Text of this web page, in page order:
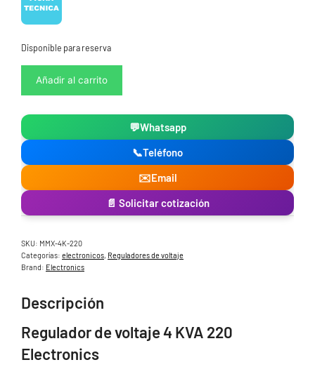
Disponible para reserva
4
KVA
220
Electronics
cantidad
Añadir al carrito
💬Whatsapp
📞Teléfono
✉️Email
📄 Solicitar cotización
SKU: MMX-4K-220
Categorías: electronicos, Reguladores de voltaje
Brand: Electronics
Descripción
Regulador de voltaje 4 KVA 220
Electronics